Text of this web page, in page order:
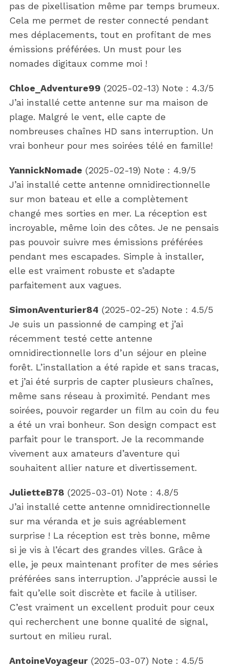
pas de pixellisation même par temps brumeux.
Cela me permet de rester connecté pendant
mes déplacements, tout en profitant de mes
émissions préférées. Un must pour les
nomades digitaux comme moi !
Chloe_Adventure99 (2025-02-13) Note : 4.3/5
J’ai installé cette antenne sur ma maison de
plage. Malgré le vent, elle capte de
nombreuses chaînes HD sans interruption. Un
vrai bonheur pour mes soirées télé en famille!
YannickNomade (2025-02-19) Note : 4.9/5
J’ai installé cette antenne omnidirectionnelle
sur mon bateau et elle a complètement
changé mes sorties en mer. La réception est
incroyable, même loin des côtes. Je ne pensais
pas pouvoir suivre mes émissions préférées
pendant mes escapades. Simple à installer,
elle est vraiment robuste et s’adapte
parfaitement aux vagues.
SimonAventurier84 (2025-02-25) Note : 4.5/5
Je suis un passionné de camping et j’ai
récemment testé cette antenne
omnidirectionnelle lors d’un séjour en pleine
forêt. L’installation a été rapide et sans tracas,
et j’ai été surpris de capter plusieurs chaînes,
même sans réseau à proximité. Pendant mes
soirées, pouvoir regarder un film au coin du feu
a été un vrai bonheur. Son design compact est
parfait pour le transport. Je la recommande
vivement aux amateurs d’aventure qui
souhaitent allier nature et divertissement.
JulietteB78 (2025-03-01) Note : 4.8/5
J’ai installé cette antenne omnidirectionnelle
sur ma véranda et je suis agréablement
surprise ! La réception est très bonne, même
si je vis à l’écart des grandes villes. Grâce à
elle, je peux maintenant profiter de mes séries
préférées sans interruption. J’apprécie aussi le
fait qu’elle soit discrète et facile à utiliser.
C’est vraiment un excellent produit pour ceux
qui recherchent une bonne qualité de signal,
surtout en milieu rural.
AntoineVoyageur(2025-03-07) Note : 4.5/5